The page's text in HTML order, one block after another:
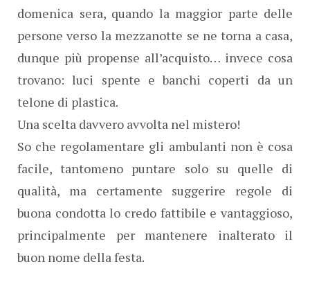
domenica sera, quando la maggior parte delle
persone verso la mezzanotte se ne torna a casa,
dunque più propense all’acquisto… invece cosa
trovano: luci spente e banchi coperti da un
telone di plastica.
Una scelta davvero avvolta nel mistero!
So che regolamentare gli ambulanti non è cosa
facile, tantomeno puntare solo su quelle di
qualità, ma certamente suggerire regole di
buona condotta lo credo fattibile e vantaggioso,
principalmente per mantenere inalterato il
buon nome della festa.